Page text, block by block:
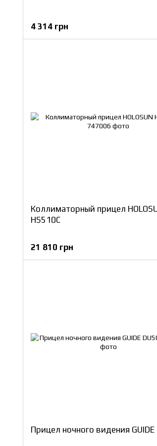
4 314 грн
Коллиматорный прицел
HS510C
21 810 грн
Прицел ночного видения GUIDE